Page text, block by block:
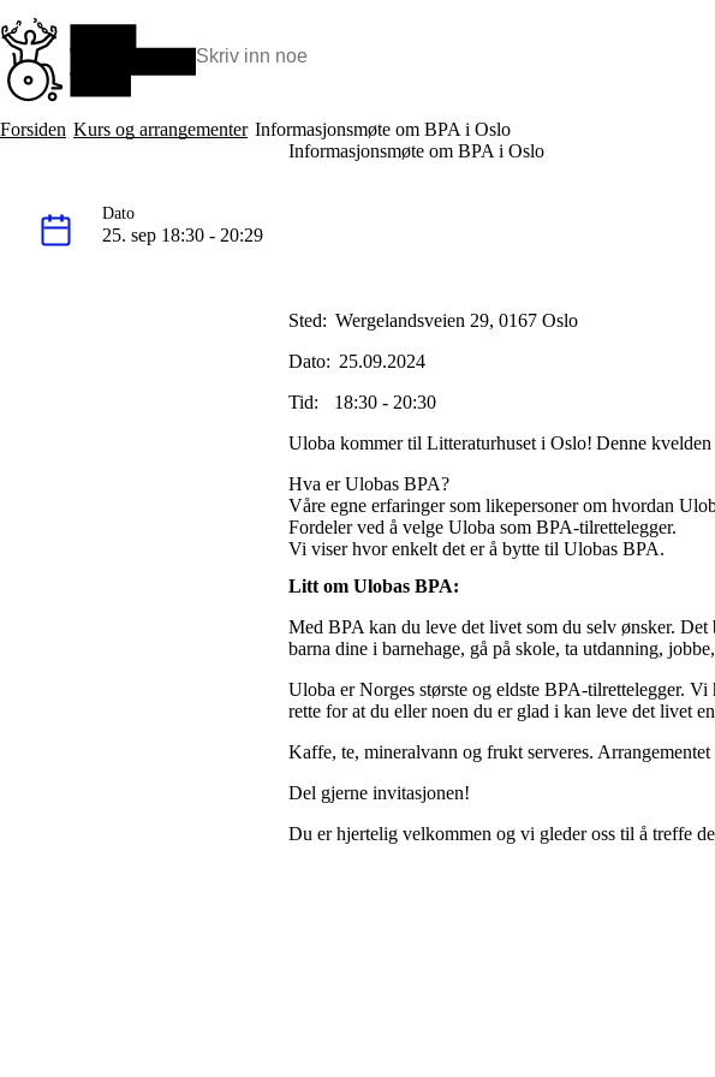
til
hovedinnhold
Søk:
Hva vi gjør
BPA – Borgerstyrt personlig assistanse
Funksjonsassistanse
Stolte, sterke og synlige historier
Bli medlem
Independent Living-
Bente Skansgårds
Forsiden Kurs og arrangementer Informasjonsmøte om BPA i Oslo
Informasjonsmøte om BPA i Oslo
Dato
25. sep 18:30 - 20:29
Sted: Wergelandsveien 29, 0167 Oslo
Dato: 25.09.2024
Tid: 18:30 - 20:30
Uloba kommer til Litteraturhuset i Oslo! Denne
Hva er Ulobas BPA?
Våre egne erfaringer som likepersoner om hvordan
Fordeler ved å velge Uloba som BPA-tilrettelegger.
Vi viser hvor enkelt det er å bytte til Ulobas BPA.
Litt om Ulobas BPA:
Med BPA kan du leve det livet som du selv ønsker.
barna dine i barnehage, gå på skole, ta utdanning,
Uloba er Norges største og eldste BPA-tilrettelegger.
rette for at du eller noen du er glad i kan leve det livet
Kaffe, te, mineralvann og frukt serveres.
Del gjerne invitasjonen!
Du er hjertelig velkommen og vi gleder oss til å treffe